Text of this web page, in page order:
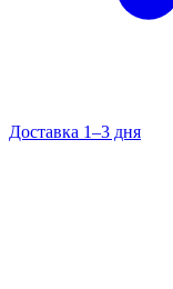
Доставка 1–3 дня